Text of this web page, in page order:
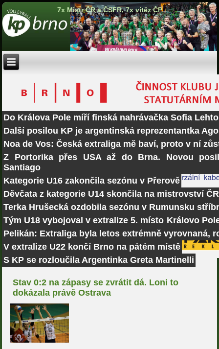
7x Mistr ČR a ČSFR, 7x vítěz ČP
Do Králova Pole míří finská nahrávačka Sofia Lehto
Další posilou KP je argentinská reprezentantka
Noa de Vos: Česká extraliga mě baví, proto v ní
Z Portorika přes USA až do Brna. Novou
Santiago
Kategorie U16 zakončila sezónu v Přerově
Děvčata z kategorie U14 skončila na mistrovství
Terka Hrušecká ozdobila sezónu v Rumunsku
Tým U18 vybojoval v extralize 5. místo Královo
Pelikán: Extraliga byla letos extrémně vyrovnaná,
V extralize U22 končí Brno na pátém místě
S KP se rozloučila Argentinka Greta Martinelli
Stav 0:2 na zápasy se zvrátit dá. Loni to
dokázala právě Ostrava